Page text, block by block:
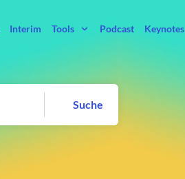
Interim Tools Podcast Keynotes
Suche